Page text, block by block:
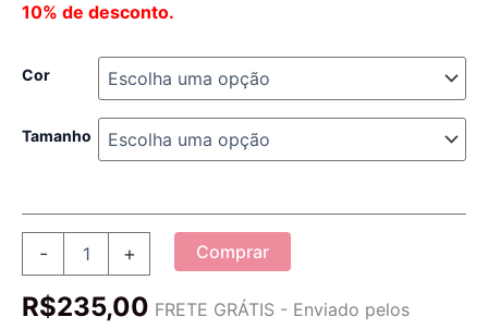
10% de desconto.
Cor
Tamanho
-
Esportivo
Knit
+ Comprar
R$235,00 FRETE GRÁTIS - Enviado pelos